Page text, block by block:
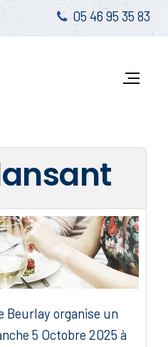
05 46 95 35 83
Beurlay organise un
5 Octobre 2025 à